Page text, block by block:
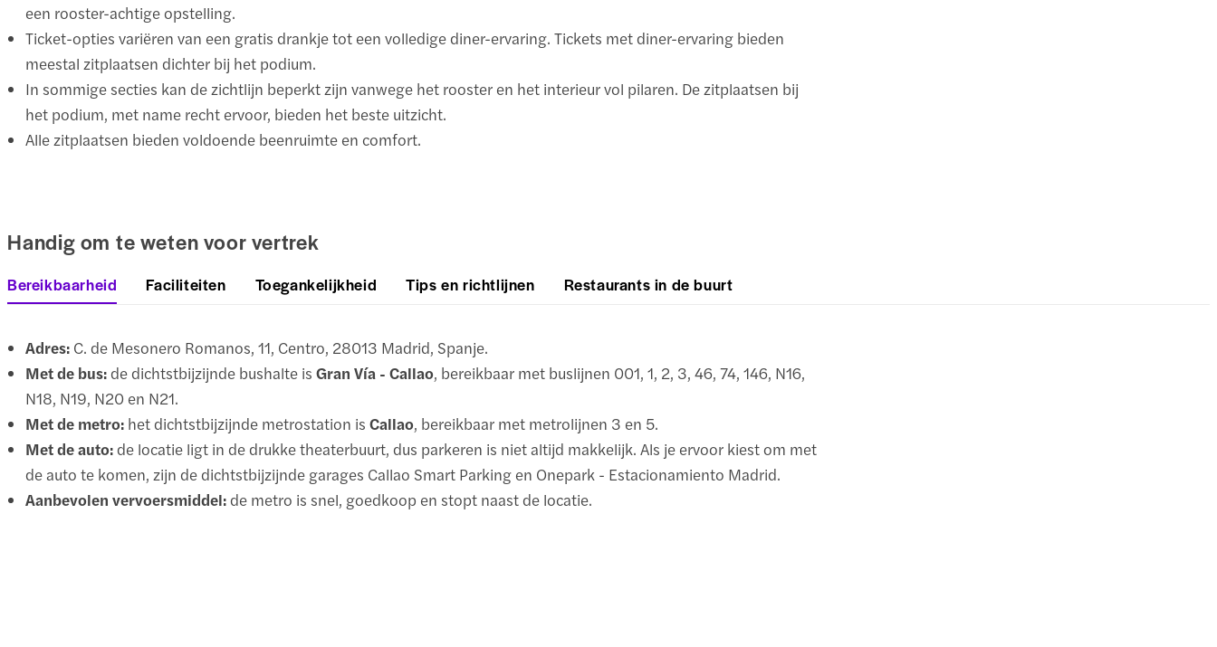
een rooster-achtige opstelling.
Ticket-opties variëren van een gratis drankje tot een volledige diner-ervaring. Tickets met diner-ervaring bieden
meestal zitplaatsen dichter bij het podium.
In sommige secties kan de zichtlijn beperkt zijn vanwege het rooster en het interieur vol pilaren. De zitplaatsen bij
het podium, met name recht ervoor, bieden het beste uitzicht.
Alle zitplaatsen bieden voldoende beenruimte en comfort.
Handig om te weten voor vertrek
Bereikbaarheid Faciliteiten Toegankelijkheid Tips en richtlijnen Restaurants in de buurt
Adres: C. de Mesonero Romanos, 11, Centro, 28013 Madrid, Spanje.
Met de bus:de dichtstbijzijnde bushalte is Gran Vía - Callao, bereikbaar met buslijnen 001, 1, 2, 3, 46, 74, 146, N16,
N18, N19, N20 en N21.
Met de metro: het dichtstbijzijnde metrostation is Callao, bereikbaar met metrolijnen 3 en 5.
Met de auto:de locatie ligt in de drukke theaterbuurt, dus parkeren is niet altijd makkelijk. Als je ervoor kiest om met
de auto te komen, zijn de dichtstbijzijnde garages Callao Smart Parking en Onepark - Estacionamiento Madrid.
Aanbevolen vervoersmiddel:de metro is snel, goedkoop en stopt naast de locatie.